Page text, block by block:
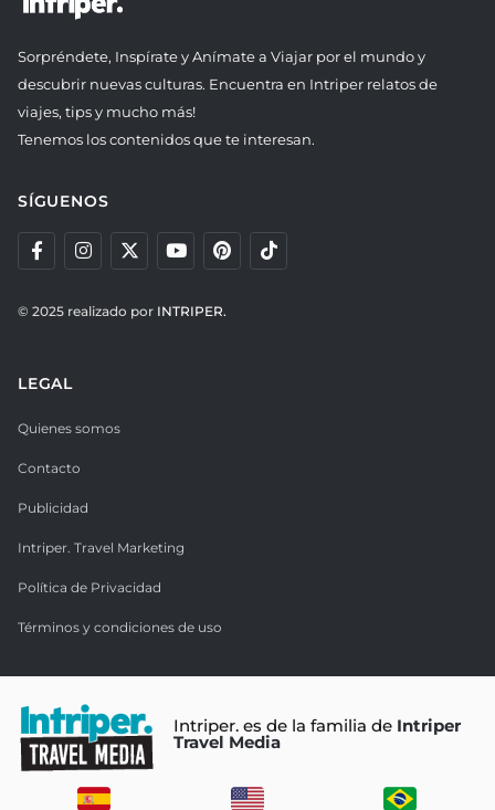
Sorpréndete, Inspírate y Anímate a Viajar por el mundo y
descubrir nuevas culturas. Encuentra en Intriper relatos de
viajes, tips y mucho más!
Tenemos los contenidos que te interesan.
SÍGUENOS
© 2025 realizado por INTRIPER.
LEGAL
Quienes somos
Contacto
Publicidad
Intriper. Travel Marketing
Política de Privacidad
Términos y condiciones de uso
Intriper. es de la familia de Intriper
Travel Media